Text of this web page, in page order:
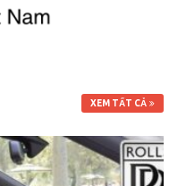
XEM TẤT CẢ